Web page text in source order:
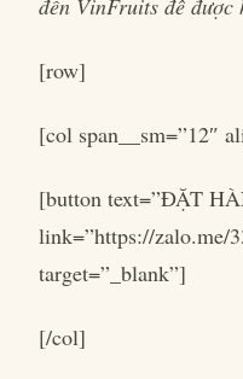
[row]
[col span__sm=”12″
[button text=”ĐẶT
link=”https://zalo.me/
target=”_blank”]
[/col]